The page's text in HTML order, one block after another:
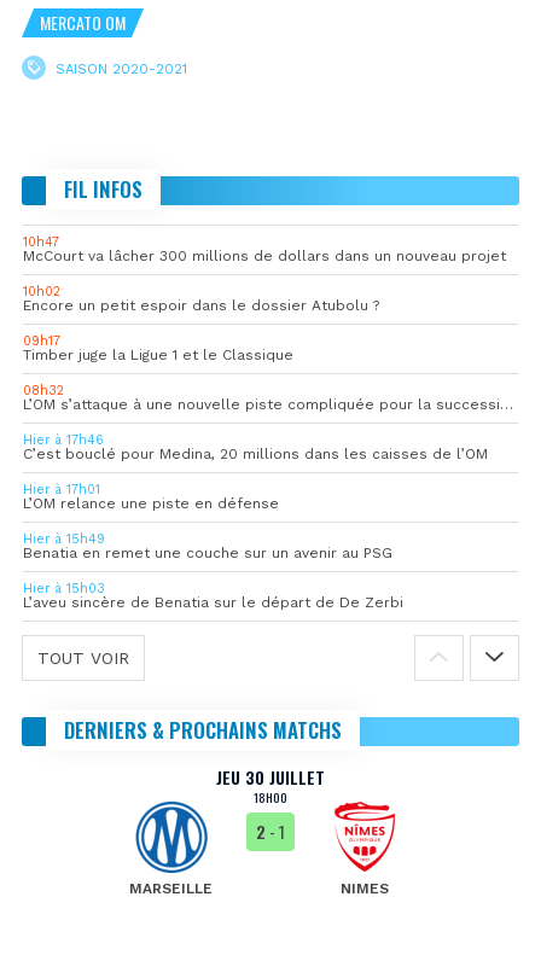
MERCATO OM
SAISON 2020-2021
FIL INFOS
10h47
McCourt va lâcher 300 millions de dollars dans un nouveau projet
10h02
Encore un petit espoir dans le dossier Atubolu ?
09h17
Timber juge la Ligue 1 et le Classique
08h32
L’OM s’attaque à une nouvelle piste compliquée pour la succession de Rulli
Hier à 17h46
C’est bouclé pour Medina, 20 millions dans les caisses de l’OM
Hier à 17h01
L’OM relance une piste en défense
Hier à 15h49
Benatia en remet une couche sur un avenir au PSG
Hier à 15h03
L’aveu sincère de Benatia sur le départ de De Zerbi
TOUT VOIR
DERNIERS & PROCHAINS MATCHS
JEU 30 JUILLET
18H00
MARSEILLE
2 - 1
NIMES